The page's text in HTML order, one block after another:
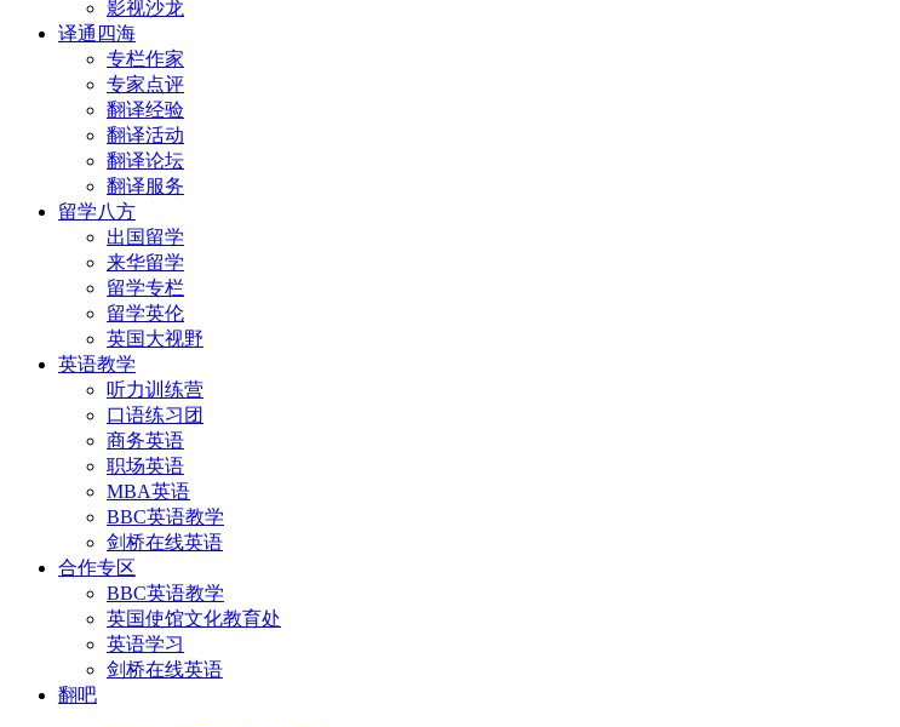
影视沙龙
译通四海
专栏作家
专家点评
翻译经验
翻译活动
翻译论坛
翻译服务
留学八方
出国留学
来华留学
留学专栏
留学英伦
英国大视野
英语教学
听力训练营
口语练习团
商务英语
职场英语
MBA英语
BBC英语教学
剑桥在线英语
合作专区
BBC英语教学
英国使馆文化教育处
英语学习
剑桥在线英语
翻吧